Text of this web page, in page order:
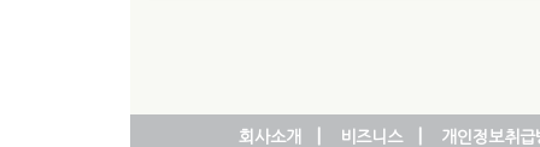
회사소개 비즈니스 개인정보취급